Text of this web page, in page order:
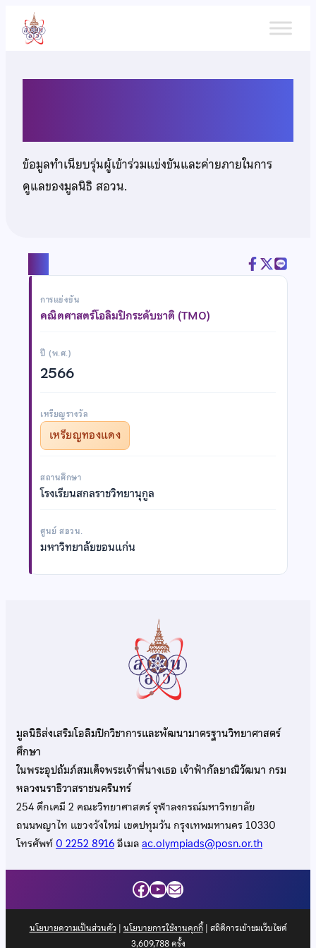
เนื้อหา
ข้อมูลทำเนียบรุ่นผู้เข้าร่วมแข่งขันและค่ายภายในการ
ดูแลของมูลนิธิ สอวน.
การแข่งขัน
คณิตศาสตร์โอลิมปิกระดับชาติ (TMO)
ปี (พ.ศ.)
2566
เหรียญรางวัล
เหรียญทองแดง
สถานศึกษา
โรงเรียนสกลราชวิทยานุกูล
ศูนย์ สอวน.
มหาวิทยาลัยขอนแก่น
มูลนิธิส่งเสริมโอลิมปิกวิชาการและพัฒนามาตรฐานวิทยาศาสตร์
ศึกษา
ในพระอุปถัมภ์สมเด็จพระเจ้าพี่นางเธอ เจ้าฟ้ากัลยาณิวัฒนา กรม
หลวงนราธิวาสราชนครินทร์
254 ตึกเคมี 2 คณะวิทยาศาสตร์ จุฬาลงกรณ์มหาวิทยาลัย
ถนนพญาไท แขวงวังใหม่ เขตปทุมวัน กรุงเทพมหานคร 10330
โทรศัพท์0 2252 8916อีเมลac.olympiads@posn.or.th
Facebook
YouTube
Mail
นโยบายความเป็นส่วนตัว| นโยบายการใช้งานคุกกี้| สถิติการเข้าชมเว็บไซต์
3,609,788ครั้ง